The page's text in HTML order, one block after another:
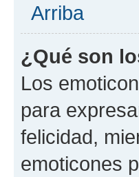
Arriba
¿Qué son
Los
para
felicidad,
emoticones